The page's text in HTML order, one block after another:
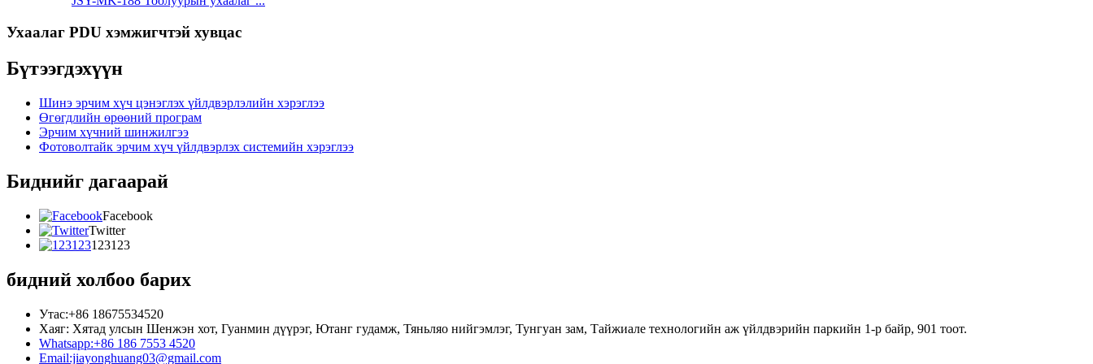
Ухаалаг PDU хэмжигчтэй хувцас
Бүтээгдэхүүн
Шинэ эрчим хүч цэнэглэх үйлдвэрлэлийн хэрэглээ
Өгөгдлийн өрөөний програм
Эрчим хүчний шинжилгээ
Фотоволтайк эрчим хүч үйлдвэрлэх системийн хэрэглээ
Биднийг дагаарай
Facebook
Twitter
123123
бидний холбоо барих
Утас:+86 18675534520
Хаяг: Хятад улсын Шенжэн хот, Гуанмин дүүрэг, Ютанг гудамж, Тяньляо нийгэмлэг, Тунгуан зам, Тайжиале технологийн аж үйлдвэрийн паркийн 1-р байр, 901 тоот.
Whatsapp:+86 186 7553 4520
Email:jiayonghuang03@gmail.com